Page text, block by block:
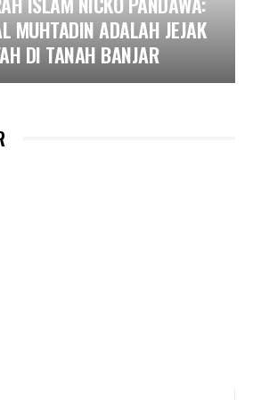
MUHTADIN ADALAH JEJAK
DI TANAH BANJAR